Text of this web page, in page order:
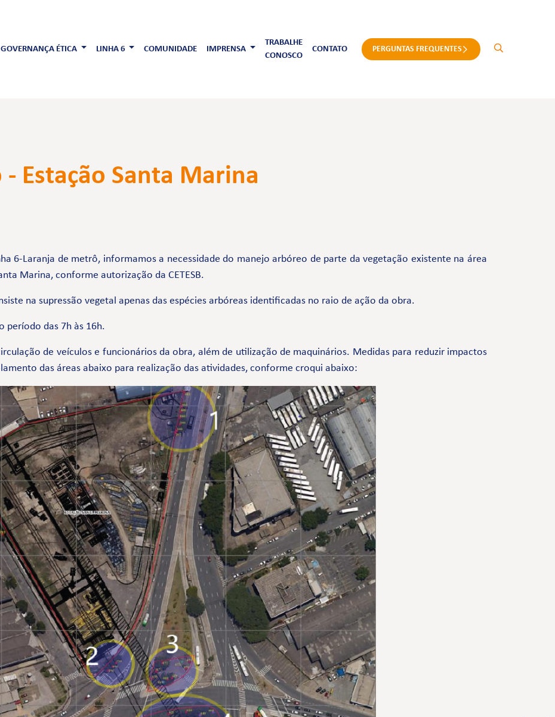
GOVERNANÇA ÉTICA LINHA 6 COMUNIDADE IMPRENSA
TRABALHE
CONOSCO
CONTATO PERGUNTAS FREQUENTES
Estação Santa Marina
6-Laranja de metrô, informamos a necessidade do manejo arbóreo de parte da vegetação existente na área
Marina, conforme autorização da CETESB.
na supressão vegetal apenas das espécies arbóreas identificadas no raio de ação da obra.
período das 7h às 16h.
de veículos e funcionários da obra, além de utilização de maquinários. Medidas para reduzir impactos
das áreas abaixo para realização das atividades, conforme croqui abaixo: